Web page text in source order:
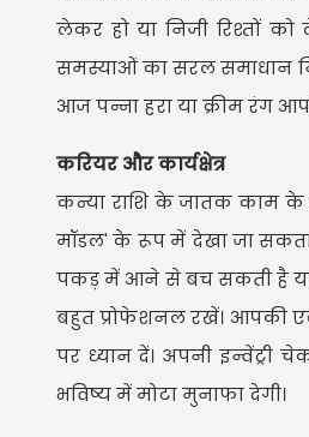
लेकर हो या निजी रिश्तों
समस्याओं का सरल समाधान
आज पन्ना हरा या क्रीम रंग
करियर और कार्यक्षेत्र
कन्या राशि के जातक काम के
मॉडल' के रूप में देखा जा सकता
पकड़ में आने से बच सकती है
बहुत प्रोफेशनल रखें। आपकी
पर ध्यान दें। अपनी इन्वेंट्री
भविष्य में मोटा मुनाफा देगी।